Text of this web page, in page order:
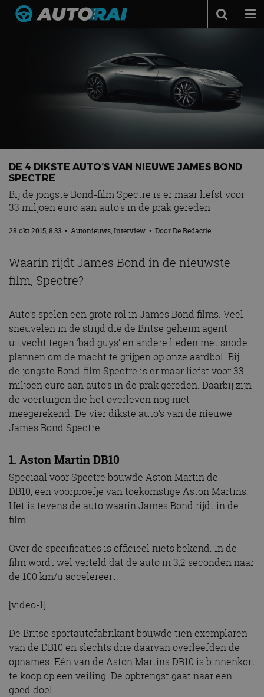
Contact
MotorRAI.nl
DE 4 DIKSTE AUTO’S VAN NIEUWE JAMES BOND
SPECTRE
Bij de jongste Bond-film Spectre is er maar liefst voor
33 miljoen euro aan auto's in de prak gereden
28 okt 2015, 8:33 • Autonieuws,Interview • DoorDe Redactie
Waarin rijdt James Bond in de nieuwste
film, Spectre?
Auto’s spelen een grote rol in James Bond films. Veel
sneuvelen in de strijd die de Britse geheim agent
uitvecht tegen ‘bad guys’ en andere lieden met snode
plannen om de macht te grijpen op onze aardbol. Bij
de jongste Bond-film Spectre is er maar liefst voor 33
miljoen euro aan auto’s in de prak gereden. Daarbij zijn
de voertuigen die het overleven nog niet
meegerekend. De vier dikste auto’s van de nieuwe
James Bond Spectre.
1. Aston Martin DB10
Speciaal voor Spectre bouwde Aston Martin de
DB10, een voorproefje van toekomstige Aston Martins.
Het is tevens de auto waarin James Bond rijdt in de
film.
Over de specificaties is officieel niets bekend. In de
film wordt wel verteld dat de auto in 3,2 seconden naar
de 100 km/u accelereert.
[video-1]
De Britse sportautofabrikant bouwde tien exemplaren
van de DB10 en slechts drie daarvan overleefden de
opnames. Eén van de Aston Martins DB10 is binnenkort
te koop op een veiling. De opbrengst gaat naar een
goed doel.